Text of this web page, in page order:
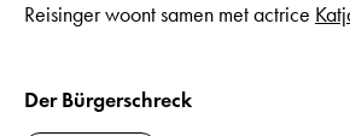
Reisinger woont samen met actrice
Der Bürgerschreck